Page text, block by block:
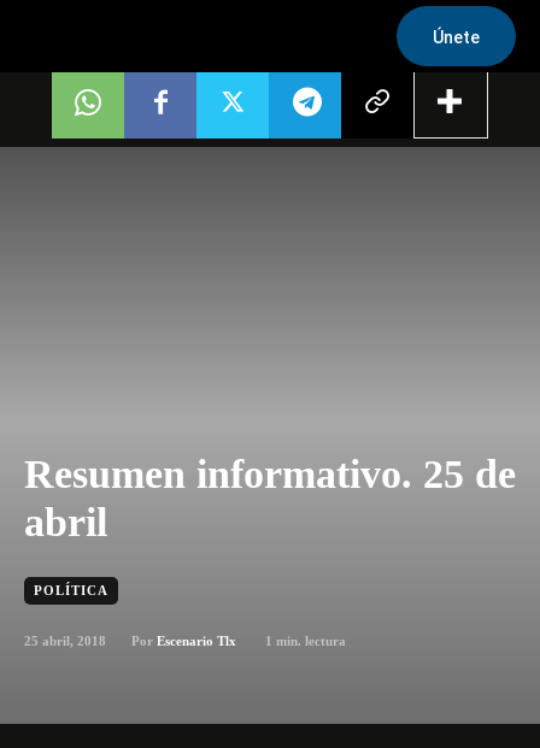
Únete
Resumen informativo. 25 de
abril
POLÍTICA
25 abril, 2018 Por Escenario Tlx 1 min. lectura